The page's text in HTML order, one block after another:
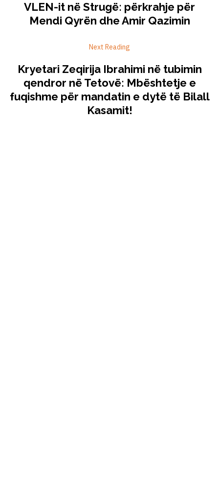
VLEN-it në Strugë: përkrahje për
Mendi Qyrën dhe Amir Qazimin
Next Reading
Kryetari Zeqirija Ibrahimi në tubimin
qendror në Tetovë: Mbështetje e
fuqishme për mandatin e dytë të Bilall
Kasamit!